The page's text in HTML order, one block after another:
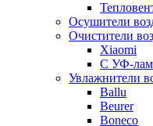
Осушители
Очистители
Xiaomi
С УФ-
Увлажнители
Ballu
Beurer
Boneco